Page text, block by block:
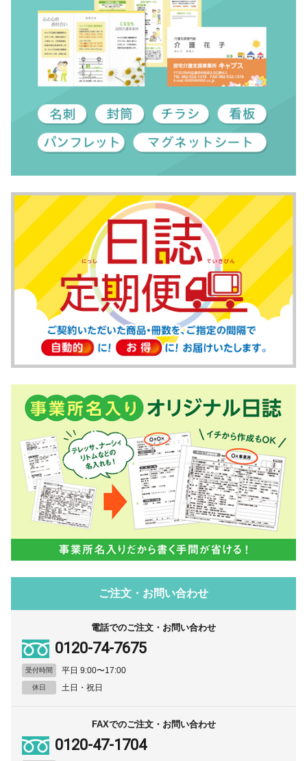
ご注文・お問い合わせ
電話でのご注文・お問い合わせ
0120-74-7675
受付時間 平日 9:00〜17:00
休日 土日・祝日
FAXでのご注文・お問い合わせ
0120-47-1704